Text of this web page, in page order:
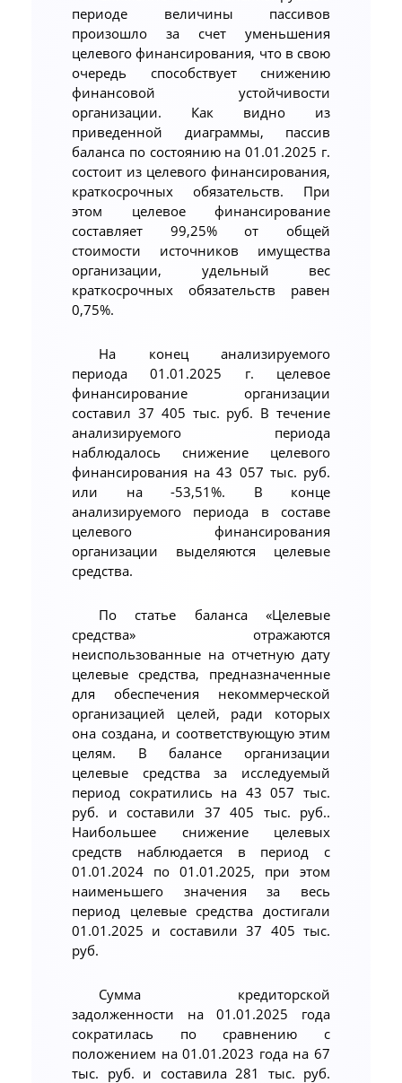
периоде величины пассивов
произошло за счет уменьшения
целевого финансирования, что в свою
очередь способствует снижению
финансовой устойчивости
организации. Как видно из
приведенной диаграммы, пассив
баланса по состоянию на 01.01.2025 г.
состоит из целевого финансирования,
краткосрочных обязательств. При
этом целевое финансирование
составляет 99,25% от общей
стоимости источников имущества
организации, удельный вес
краткосрочных обязательств равен
0,75%.
На конец анализируемого
периода 01.01.2025 г. целевое
финансирование организации
составил 37 405 тыс. руб. В течение
анализируемого периода
наблюдалось снижение целевого
финансирования на 43 057 тыс. руб.
или на -53,51%. В конце
анализируемого периода в составе
целевого финансирования
организации выделяются целевые
средства.
По статье баланса «Целевые
средства» отражаются
неиспользованные на отчетную дату
целевые средства, предназначенные
для обеспечения некоммерческой
организацией целей, ради которых
она создана, и соответствующую этим
целям. В балансе организации
целевые средства за исследуемый
период сократились на 43 057 тыс.
руб. и составили 37 405 тыс. руб..
Наибольшее снижение целевых
средств наблюдается в период с
01.01.2024 по 01.01.2025, при этом
наименьшего значения за весь
период целевые средства достигали
01.01.2025 и составили 37 405 тыс.
руб.
Сумма кредиторской
задолженности на 01.01.2025 года
сократилась по сравнению с
положением на 01.01.2023 года на 67
тыс. руб. и составила 281 тыс. руб.